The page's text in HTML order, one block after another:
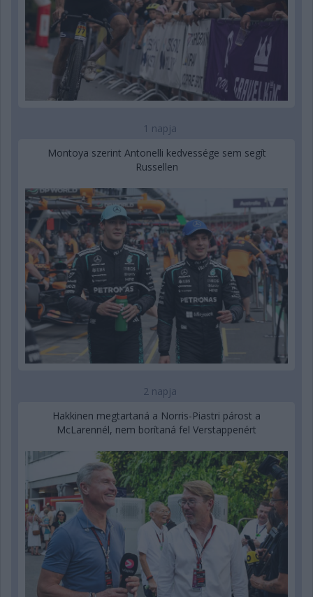
1 napja
Montoya szerint Antonelli kedvessége sem segít
Russellen
2 napja
Hakkinen megtartaná a Norris-Piastri párost a
McLarennél, nem borítaná fel Verstappenért